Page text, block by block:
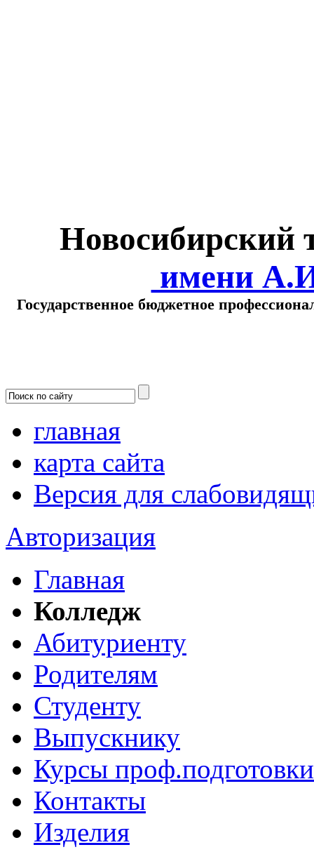
Новосибирский
имени
Государственное бюджетное
главная
карта сайта
Версия для
Авторизация
Главная
Колледж
Абитуриенту
Родителям
Студенту
Выпускнику
Курсы проф.подготовки
Контакты
Изделия